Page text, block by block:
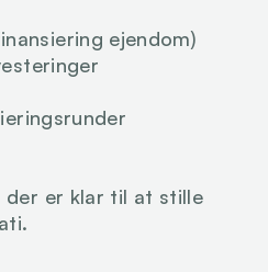
ejendom)
er klar til at stille